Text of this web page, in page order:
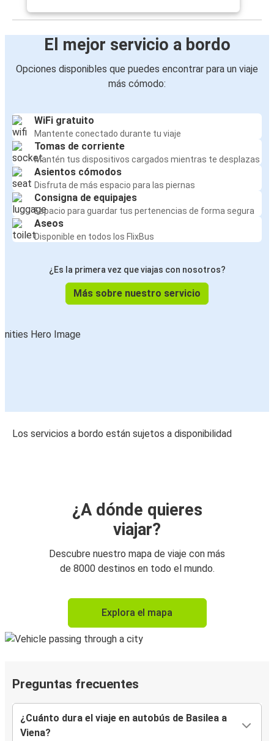
El mejor servicio a bordo
Opciones disponibles que puedes encontrar para un viaje
más cómodo:
WiFi gratuito
Mantente conectado durante tu viaje
Tomas de corriente
Mantén tus dispositivos cargados mientras te desplazas
Asientos cómodos
Disfruta de más espacio para las piernas
Consigna de equipajes
Espacio para guardar tus pertenencias de forma segura
Aseos
Disponible en todos los FlixBus
¿Es la primera vez que viajas con nosotros?
Más sobre nuestro servicio
Los servicios a bordo están sujetos a disponibilidad
¿A dónde quieres
viajar?
Descubre nuestro mapa de viaje con más
de 8000 destinos en todo el mundo.
Explora el mapa
Preguntas frecuentes
¿Cuánto dura el viaje en autobús de Basilea a
Viena?